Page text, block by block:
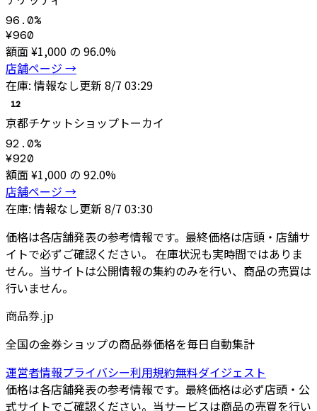
96.0%
¥960
額面 ¥1,000 の 96.0%
店舗ページ →
在庫: 情報なし更新 8/7 03:29
12
京都チケットショップトーカイ
92.0%
¥920
額面 ¥1,000 の 92.0%
店舗ページ →
在庫: 情報なし更新 8/7 03:30
価格は各店舗発表の参考情報です。最終価格は店頭・店舗サ
イトで必ずご確認ください。 在庫状況も実時間ではありま
せん。当サイトは公開情報の集約のみを行い、商品の売買は
行いません。
商品券.jp
全国の金券ショップの商品券価格を毎日自動集計
運営者情報プライバシー利用規約無料ダイジェスト
価格は各店舗発表の参考情報です。最終価格は必ず店頭・公
式サイトでご確認ください。当サービスは商品の売買を行い